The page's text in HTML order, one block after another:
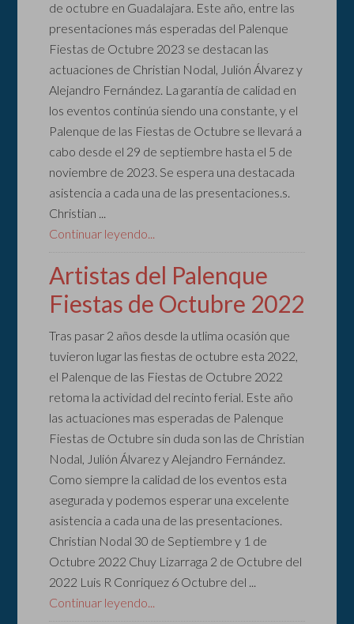
de octubre en Guadalajara. Este año, entre las
presentaciones más esperadas del Palenque
Fiestas de Octubre 2023 se destacan las
actuaciones de Christian Nodal, Julión Álvarez y
Alejandro Fernández. La garantía de calidad en
los eventos continúa siendo una constante, y el
Palenque de las Fiestas de Octubre se llevará a
cabo desde el 29 de septiembre hasta el 5 de
noviembre de 2023. Se espera una destacada
asistencia a cada una de las presentaciones.s.
Christian ...
Continuar leyendo...
Artistas del Palenque
Fiestas de Octubre 2022
Tras pasar 2 años desde la utlima ocasión que
tuvieron lugar las fiestas de octubre esta 2022,
el Palenque de las Fiestas de Octubre 2022
retoma la actividad del recinto ferial. Este año
las actuaciones mas esperadas de Palenque
Fiestas de Octubre sin duda son las de Christian
Nodal, Julión Álvarez y Alejandro Fernández.
Como siempre la calidad de los eventos esta
asegurada y podemos esperar una excelente
asistencia a cada una de las presentaciones.
Christian Nodal 30 de Septiembre y 1 de
Octubre 2022 Chuy Lizarraga 2 de Octubre del
2022 Luis R Conriquez 6 Octubre del ...
Continuar leyendo...